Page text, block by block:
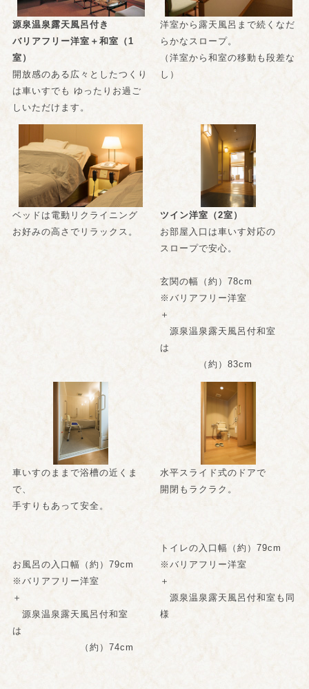
源泉温泉露天風呂付き
バリアフリー洋室＋和室（1
室）
開放感のある広々としたつくり
は車いすでも ゆったりお過ご
しいただけます。
洋室から露天風呂まで続くなだ
らかなスロープ。
（洋室から和室の移動も段差な
し）
ベッドは電動リクライニング
お好みの高さでリラックス。
ツイン洋室（2室）
お部屋入口は車いす対応の
スロープで安心。
玄関の幅（約）78cm
※バリアフリー洋室
＋
源泉温泉露天風呂付和室
は
（約）83cm
車いすのままで浴槽の近くま
で、
手すりもあって安全。
お風呂の入口幅（約）79cm
※バリアフリー洋室
＋
源泉温泉露天風呂付和室
は
（約）74cm
水平スライド式のドアで
開閉もラクラク。
トイレの入口幅（約）79cm
※バリアフリー洋室
＋
源泉温泉露天風呂付和室も同
様